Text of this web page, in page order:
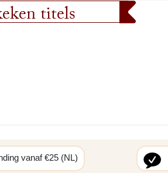
titels
vanaf €25 (NL)